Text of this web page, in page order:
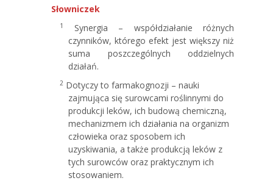
Słowniczek
1
Synergia – współdziałanie różnych
czynników, którego efekt jest większy niż
suma poszczególnych oddzielnych
działań.
2 Dotyczy to farmakognozji – nauki
zajmująca się surowcami roślinnymi do
produkcji leków, ich budową chemiczną,
mechanizmem ich działania na organizm
człowieka oraz sposobem ich
uzyskiwania, a także produkcją leków z
tych surowców oraz praktycznym ich
stosowaniem.